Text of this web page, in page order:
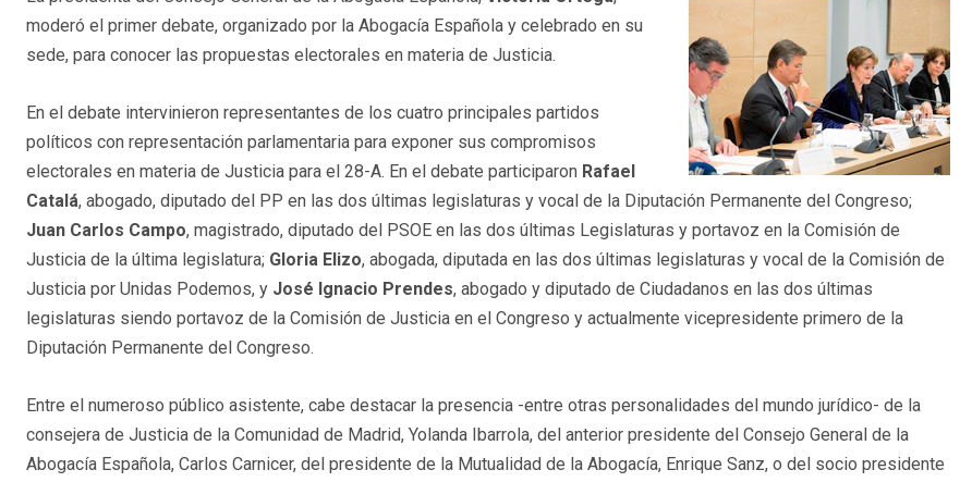
moderó el primer debate, organizado por la Abogacía Española y celebrado en su
sede, para conocer las propuestas electorales en materia de Justicia.
En el debate intervinieron representantes de los cuatro principales partidos
políticos con representación parlamentaria para exponer sus compromisos
electorales en materia de Justicia para el 28-A. En el debate participaron Rafael
Catalá, abogado, diputado del PP en las dos últimas legislaturas y vocal de la Diputación Permanente del Congreso;
Juan Carlos Campo, magistrado, diputado del PSOE en las dos últimas Legislaturas y portavoz en la Comisión de
Justicia de la última legislatura; Gloria Elizo, abogada, diputada en las dos últimas legislaturas y vocal de la Comisión de
Justicia por Unidas Podemos, y José Ignacio Prendes, abogado y diputado de Ciudadanos en las dos últimas
legislaturas siendo portavoz de la Comisión de Justicia en el Congreso y actualmente vicepresidente primero de la
Diputación Permanente del Congreso.
Entre el numeroso público asistente, cabe destacar la presencia -entre otras personalidades del mundo jurídico- de la
consejera de Justicia de la Comunidad de Madrid, Yolanda Ibarrola, del anterior presidente del Consejo General de la
Abogacía Española, Carlos Carnicer, del presidente de la Mutualidad de la Abogacía, Enrique Sanz, o del socio presidente